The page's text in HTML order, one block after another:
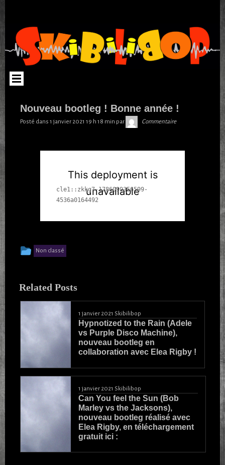
Nouveau bootleg ! Bonne année !
Posté dans 1 janvier 2021 19 h 18 min par Skibilibop
Commentaire
Cet article a été publié dans
Non classé
Related Posts
1 janvier 2021 Skibilibop
Hypnotized to the Rain (Adele
vs Purple Disco Machine),
nouveau bootleg en
collaboration avec Elea Rigby !
1 janvier 2021 Skibilibop
Can You feel the Sun (Bob
Marley vs the Jacksons),
nouveau bootleg réalisé avec
Elea Rigby, en téléchargement
gratuit ici :